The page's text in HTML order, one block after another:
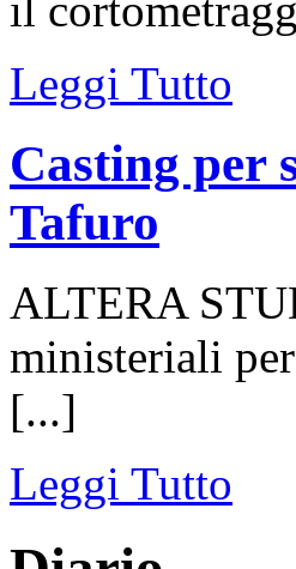
il
Leggi Tutto
Casting per
Tafuro
ALTERA
ministeriali
[...]
Leggi Tutto